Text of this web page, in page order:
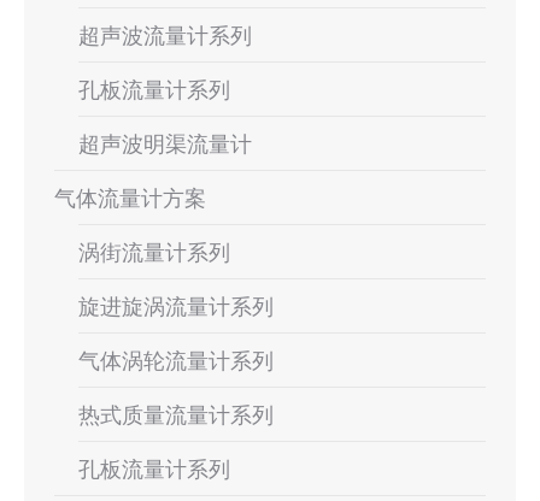
超声波流量计系列
孔板流量计系列
超声波明渠流量计
气体流量计方案
涡街流量计系列
旋进旋涡流量计系列
气体涡轮流量计系列
热式质量流量计系列
孔板流量计系列